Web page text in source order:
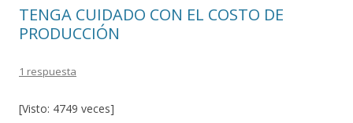
TENGA CUIDADO CON EL COSTO DE
PRODUCCIÓN
1 respuesta
[Visto: 4749 veces]